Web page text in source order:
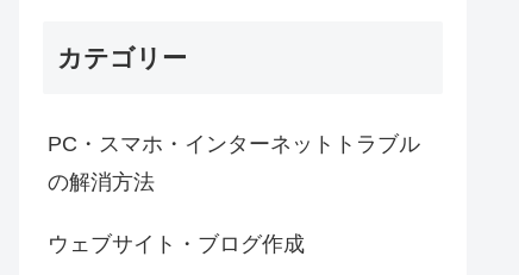
カテゴリー
PC・スマホ・インターネットトラブル
の解消方法
ウェブサイト・ブログ作成